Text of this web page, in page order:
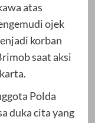
atas
ojek
korban
saat aksi
Polda
duka cita yang